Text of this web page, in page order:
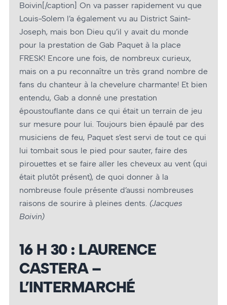
Boivin[/caption] On va passer rapidement vu que
Louis-Solem l’a également vu au District Saint-
Joseph, mais bon Dieu qu’il y avait du monde
pour la prestation de Gab Paquet à la place
FRESK! Encore une fois, de nombreux curieux,
mais on a pu reconnaître un très grand nombre de
fans du chanteur à la chevelure charmante! Et bien
entendu, Gab a donné une prestation
époustouflante dans ce qui était un terrain de jeu
sur mesure pour lui. Toujours bien épaulé par des
musiciens de feu, Paquet s’est servi de tout ce qui
lui tombait sous le pied pour sauter, faire des
pirouettes et se faire aller les cheveux au vent (qui
était plutôt présent), de quoi donner à la
nombreuse foule présente d’aussi nombreuses
raisons de sourire à pleines dents. (Jacques
Boivin)
16 H 30 : LAURENCE
CASTERA –
L’INTERMARCHÉ